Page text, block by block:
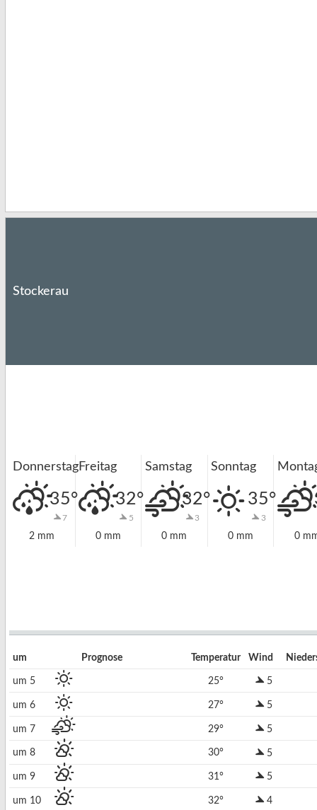
Stockerau
Donnerstag
35°
7
2 mm
Freitag
32°
5
0 mm
Samstag
32°
3
0 mm
Sonntag
35°
3
0 mm 0
um Prognose Temperatur Wind
um 5 25° 5
um 6 27° 5
um 7 29° 5
um 8 30° 5
um 9 31° 5
um 10 32° 4